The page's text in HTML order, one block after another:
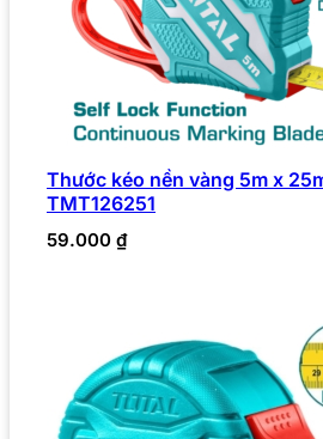
Thước kéo nền vàng 5m x
TMT126251
59.000 ₫